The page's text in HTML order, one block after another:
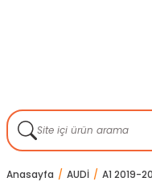
Anasayfa AUDİ A1 2019-